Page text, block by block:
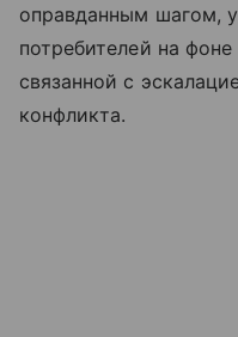
оправданным шагом,
потребителей на
связанной с
конфликта.